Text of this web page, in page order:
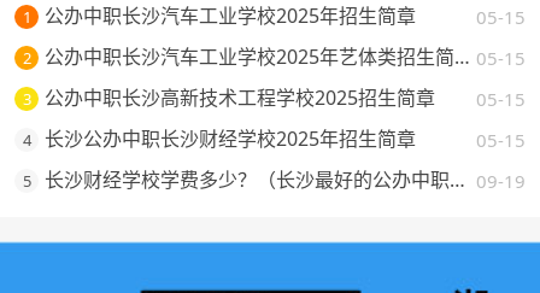
1 05-15
公办中职长沙汽车工业学校2025年招生简章
2 05-15
公办中职长沙汽车工业学校2025年艺体类招生简章
3 05-15
公办中职长沙高新技术工程学校2025招生简章
4 05-15
长沙公办中职长沙财经学校2025年招生简章
5 09-19
长沙财经学校学费多少？（长沙最好的公办中职学校费用一览）